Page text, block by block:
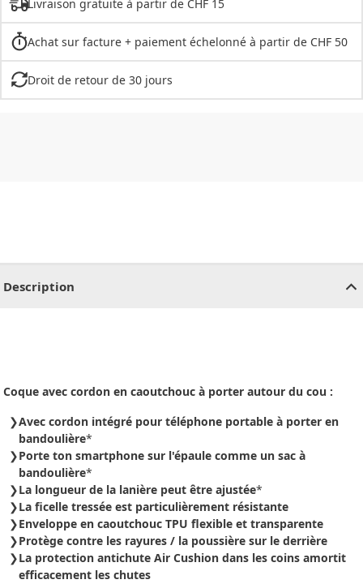
Livraison gratuite à partir de CHF 15
Achat sur facture + paiement échelonné à partir de CHF 50
Droit de retour de 30 jours
Description
Coque avec cordon en caoutchouc à porter autour du cou :
Avec cordon intégré pour téléphone portable à porter en
bandoulière*
Porte ton smartphone sur l'épaule comme un sac à
bandoulière*
La longueur de la lanière peut être ajustée*
La ficelle tressée est particulièrement résistante
Enveloppe en caoutchouc TPU flexible et transparente
Protège contre les rayures / la poussière sur le derrière
La protection antichute Air Cushion dans les coins amortit
efficacement les chutes